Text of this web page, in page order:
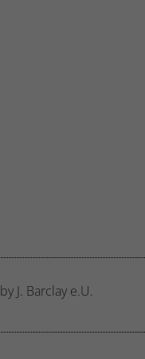
J. Barclay e.U.